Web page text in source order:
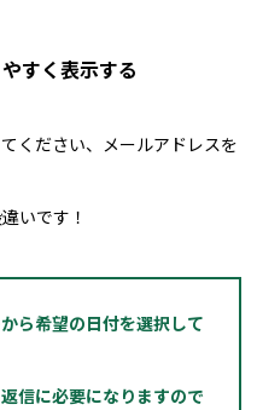
すく表示する
ください、メールアドレスを
いです！
ら希望の日付を選択して
信に必要になりますので